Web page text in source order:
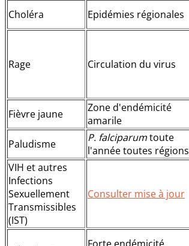
Choléra
Epidémies régionales
Rage Circulation du virus
Fièvre jaune
Zone d'endémicité
amarile
Paludisme P. falciparumtoute
l'année toutes régions
VIH et autres
Infections
Sexuellement
Transmissibles
(IST)
Consulter mise à jour